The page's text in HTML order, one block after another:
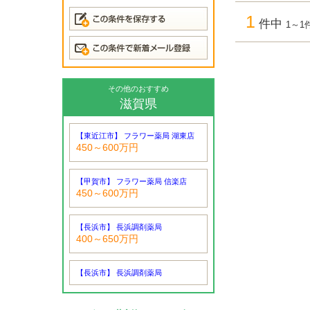
その他のおすすめ
滋賀県
【東近江市】 フラワー薬局 湖東店
450～600万円
【甲賀市】 フラワー薬局 信楽店
450～600万円
【長浜市】 長浜調剤薬局
400～650万円
【長浜市】 長浜調剤薬局
1 件中 1～1